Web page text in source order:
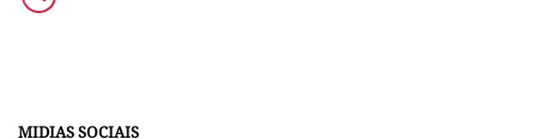
MIDIAS SOCIAIS